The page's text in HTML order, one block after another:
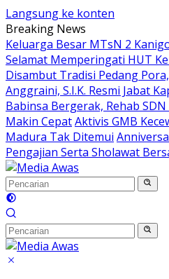
Langsung ke konten
Breaking News
Keluarga Besar MTsN 2
Selamat Memperingati HUT
Disambut Tradisi Pedang
Anggraini, S.I.K. Resmi Jabat
Babinsa Bergerak, Rehab
Makin CepatAktivis GMB
Madura Tak Ditemui
Pengajian Serta Sholawat